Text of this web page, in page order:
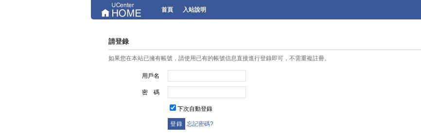
首頁 入站說明
請登錄
如果您在本站已擁有帳號，請使用已有的帳號信息直接進行登錄即可，不需重複註冊。
用戶名
密 碼
下次自動登錄
忘記密碼?